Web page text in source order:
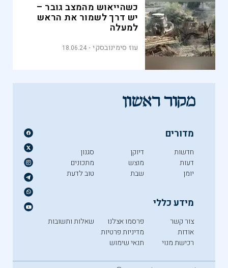
כשהייאוש מהמצב גובר –
יש דרך לשמור את הראש
למעלה
עוז סימינובסקי 18.06.24
מדורים
חדשות
דעות
יומן
דיוקן
מוצש
שבת
סגנון
מתכונים
טוב לדעת
מידע כללי
צור קשר
אודות
רכישת מנוי
פרסמו אצלנו
מדיניות פרטיות
תנאי שימוש
שאלות ותשובות